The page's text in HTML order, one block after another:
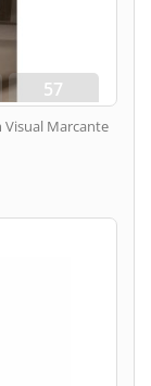
56
seg
Visual Marcante